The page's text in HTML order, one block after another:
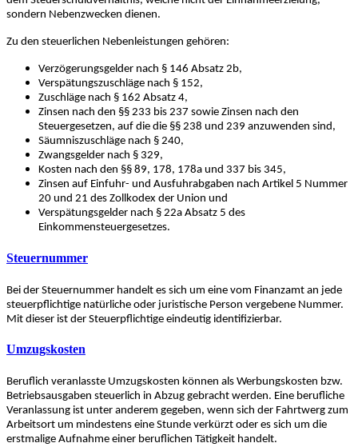
sondern Nebenzwecken dienen.
Zu den steuerlichen Nebenleistungen gehören:
Verzögerungsgelder nach § 146 Absatz 2b,
Verspätungszuschläge nach § 152,
Zuschläge nach § 162 Absatz 4,
Zinsen nach den §§ 233 bis 237 sowie Zinsen nach den
Steuergesetzen, auf die die §§ 238 und 239 anzuwenden sind,
Säumniszuschläge nach § 240,
Zwangsgelder nach § 329,
Kosten nach den §§ 89, 178, 178a und 337 bis 345,
Zinsen auf Einfuhr- und Ausfuhrabgaben nach Artikel 5 Nummer
20 und 21 des Zollkodex der Union und
Verspätungsgelder nach § 22a Absatz 5 des
Einkommensteuergesetzes.
Steuernummer
Bei der Steuernummer handelt es sich um eine vom Finanzamt an jede
steuerpflichtige natürliche oder juristische Person vergebene Nummer.
Mit dieser ist der Steuerpflichtige eindeutig identifizierbar.
Umzugskosten
Beruflich veranlasste Umzugskosten können als Werbungskosten bzw.
Betriebsausgaben steuerlich in Abzug gebracht werden. Eine berufliche
Veranlassung ist unter anderem gegeben, wenn sich der Fahrtwerg zum
Arbeitsort um mindestens eine Stunde verkürzt oder es sich um die
erstmalige Aufnahme einer beruflichen Tätigkeit handelt.